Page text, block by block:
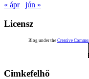
« ápr
jún »
Licensz
Blog under the Creative
Cimkefelhő